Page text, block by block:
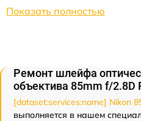
Показать полностью
Ремонт шлейфа
объектива 85mm f/2.8D
[dataset:services:name] Nikon
выполняется в нашем